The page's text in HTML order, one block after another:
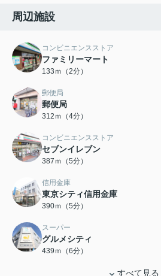
周辺施設
コンビニエンスストア
ファミリーマート
133ｍ（2分）
郵便局
郵便局
312ｍ（4分）
コンビニエンスストア
セブンイレブン
387ｍ（5分）
信用金庫
東京シティ信用金庫
390ｍ（5分）
スーパー
グルメシティ
439ｍ（6分）
すべて見る